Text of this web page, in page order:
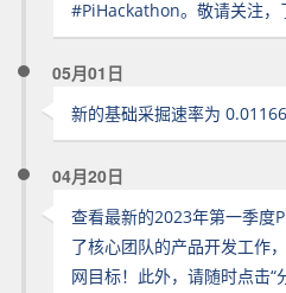
#PiHackathon。敬请关注，
05月01日
新的基础采掘速率为
04月20日
查看最新的2023年第一季度
了核心团队的产品开发工作
网目标！此外，请随时点击“